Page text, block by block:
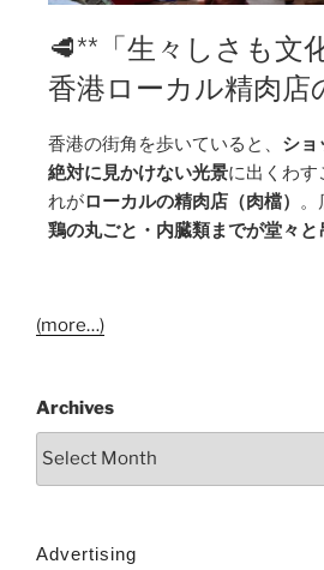
🥩**「生々しさも文
香港ローカル精肉店
香港の街角を歩いていると、 ショ
絶対に見かけない光景に出くわす
れがローカルの精肉店（肉檔） 。
鶏の丸ごと・内臓類までが堂々と
(more…)
Archives
Advertising